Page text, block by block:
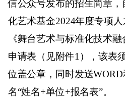
信公众号发布的招生简章
化艺术基金2024年度专项
《舞台艺术与标准化技术
申请表（见附件1 ），该表
位盖公章，同时发送WORD
名“姓名+单位+报名表”。